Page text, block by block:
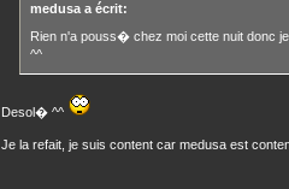
medusa a écrit:
Rien n'a pouss� chez moi cette nuit donc
^^
Desol� ^^
Je la refait, je suis content car medusa est